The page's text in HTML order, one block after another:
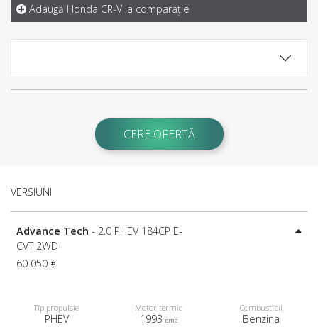
Adaugă Honda CR-V la comparaţie
CERE OFERTĂ
VERSIUNI
Advance Tech - 2.0 PHEV 184CP E-
CVT 2WD
60 050 €
Tip propulsie
PHEV
Motor termic
1993 cmc
Combustibil
Benzina